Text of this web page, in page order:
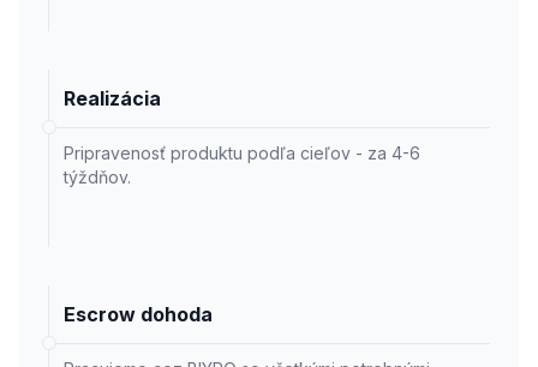
Realizácia
Pripravenosť produktu podľa cieľov - za 4-6
týždňov.
Escrow dohoda